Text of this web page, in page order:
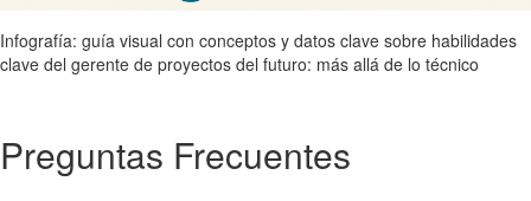
Infografía: guía visual con conceptos y datos clave sobre habilidades
clave del gerente de proyectos del futuro: más allá de lo técnico
Preguntas Frecuentes